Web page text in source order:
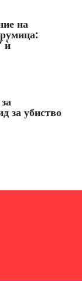
на
ѝ
за убиство